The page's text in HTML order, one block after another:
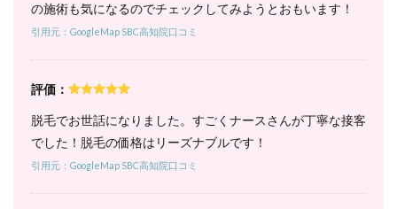
得！
1. パー
ト全身
（顔・
VIO含
5回コ
の施術も気になるのでチェックしてみようとおもいます！
引用元：GoogleMap SBC高知院口コミ
評価：
脱毛でお世話になりました。すごくナースさんが丁寧な接客
でした！脱毛の価格はリーズナブルです！
引用元：GoogleMap SBC高知院口コミ